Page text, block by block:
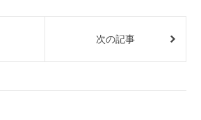
次の記事